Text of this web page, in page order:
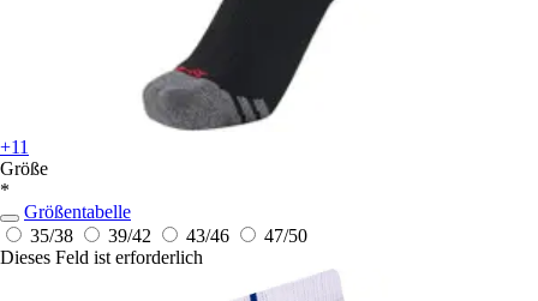
+11
Größe
*
Größentabelle
35/38
39/42 43/46
47/50
Dieses Feld ist erforderlich